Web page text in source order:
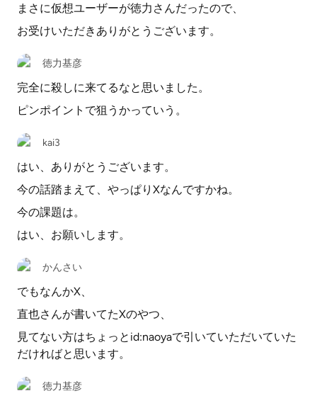
まさに仮想ユーザーが徳力さんだったので、
お受けいただきありがとうございます。
徳力基彦
完全に殺しに来てるなと思いました。
ピンポイントで狙うかっていう。
kai3
はい、ありがとうございます。
今の話踏まえて、やっぱりXなんですかね。
今の課題は。
はい、お願いします。
かんさい
でもなんかX、
直也さんが書いてたXのやつ、
見てない方はちょっとid:naoyaで引いていただいていた
だければと思います。
徳力基彦